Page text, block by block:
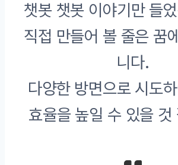
챗봇 챗봇 이야기만 들
직접 만들어 볼 줄은 꿈
니다.
다양한 방면으로 시도
효율을 높일 수 있을 것